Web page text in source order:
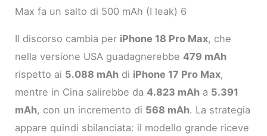
Max fa un salto di 500 mAh (I leak) 6
Il discorso cambia per iPhone 18 Pro Max, che
nella versione USA guadagnerebbe479 mAh
rispetto ai 5.088 mAh di iPhone 17 Pro Max,
mentre in Cina salirebbe da4.823 mAh a 5.391
mAh, con un incremento di 568 mAh. La strategia
appare quindi sbilanciata: il modello grande riceve